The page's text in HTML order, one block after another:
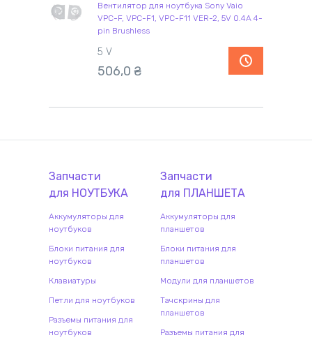
Вентилятор для ноутбука Sony Vaio
VPC-F, VPC-F1, VPC-F11 VER-2, 5V 0.4A 4-
pin Brushless
5 V
506,0 ₴
Запчасти
для НОУТБУКА
Аккумуляторы для
ноутбуков
Блоки питания для
ноутбуков
Клавиатуры
Петли для ноутбуков
Разъемы питания для
ноутбуков
Запчасти
для ПЛАНШЕТА
Аккумуляторы для
планшетов
Блоки питания для
планшетов
Модули для планшетов
Тачскрины для
планшетов
Разъемы питания для